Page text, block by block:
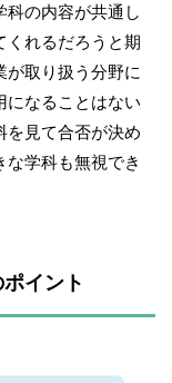
科の内容が共通し
くれるだろうと期
が取り扱う分野に
になることはない
を見て合否が決め
学科も無視でき
イント